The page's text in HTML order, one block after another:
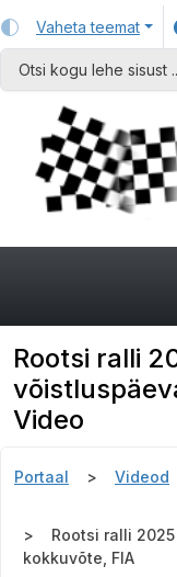
Vaheta teemat
Rootsi ralli
Video
Portaal Videod
Rootsi ralli
kokkuvõte, FIA